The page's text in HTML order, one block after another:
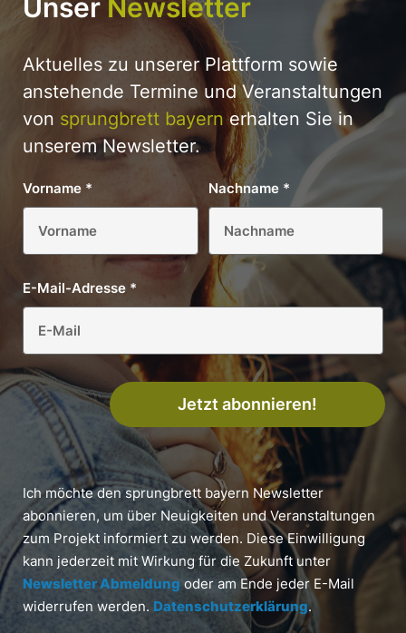
Unser Newsletter
Aktuelles zu unserer Plattform sowie
anstehende Termine und Veranstaltungen
von sprungbrett bayernerhalten Sie in
unserem Newsletter.
Vorname * Nachname *
E-Mail-Adresse *
Jetzt abonnieren!
Ich möchte den sprungbrett bayern Newsletter
abonnieren, um über Neuigkeiten und Veranstaltungen
zum Projekt informiert zu werden. Diese Einwilligung
kann jederzeit mit Wirkung für die Zukunft unter
Newsletter Abmeldung oder am Ende jeder E-Mail
widerrufen werden. Datenschutzerklärung.